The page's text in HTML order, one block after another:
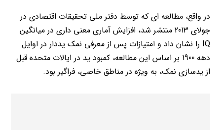
در واقع، مطالعه ای که توسط دفتر ملی تحقیقات اقتصادی در
جولای 2013 منتشر شد، افزایش آماری معنی داری در میانگین
IQ را نشان داد و امتیازات پس از معرفی نمک یددار در اوایل
دهه 1900 بر اساس این مطالعه، کمبود ید در ایالات متحده قبل
از یدسازی نمک، به ویژه در مناطق خاصی، فراگیر بود.